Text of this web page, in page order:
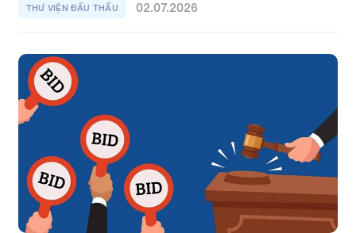
THƯ VIỆN ĐẤU THẦU 02.07.2026